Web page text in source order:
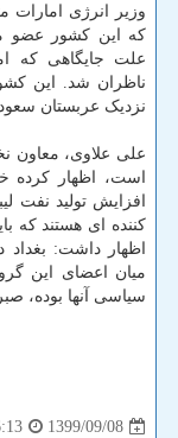
وزیر انرژی امارات
که این کشور عضو
علت جایگاهی که
ناظران شد. این
نزدیک عربستان
علی علاوی، معاون
است، اظهار کرده
کننده ای هستند که
اظهار داشت:
میان اعضای این
سیاسی آنها بوده،
1399/09/08